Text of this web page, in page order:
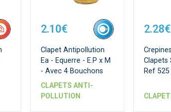
2.10€
Clapet Antipollution
Ea - Equerre - E.P x M
- Avec 4 Bouchons
CLAPETS ANTI-
POLLUTION
2.28€
Clapets
Ref